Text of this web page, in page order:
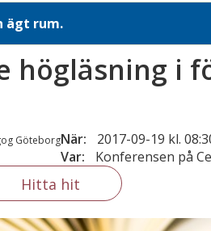
ägt rum.
högläsning i
GöteborgNär: 2017-09-19 kl.
Var:
Konferensen på
Hitta hit